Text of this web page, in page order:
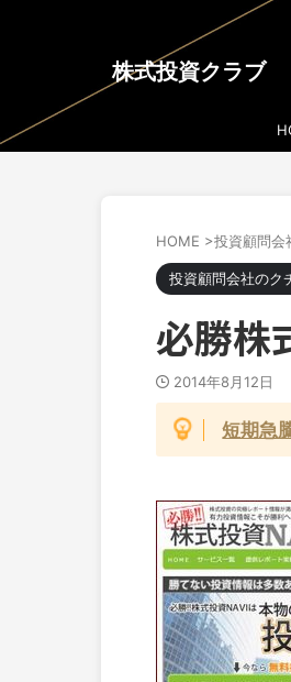
株式投資クラブ
HOME >投資顧問会
投資顧問会社のク
必勝株
2014年8月12日
短期急